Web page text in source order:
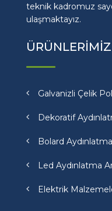
teknik kadromuz
ulaşmaktayız.
ÜRÜNLERİMİZ
Galvanizli Çelik
Dekoratif
Bolard
Led Aydınlatma
Elektrik